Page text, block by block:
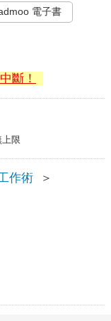
電子書
斷！
限
作術
＞